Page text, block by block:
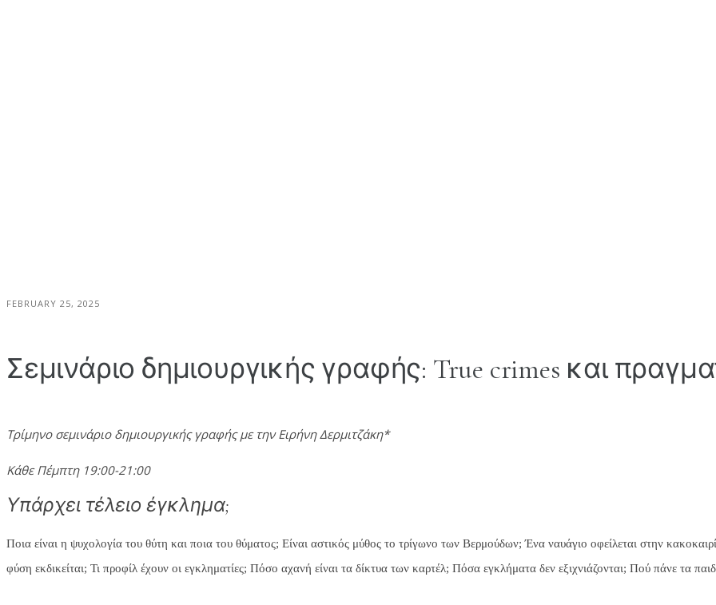
FEBRUARY 25, 2025
Σεμινάριο δημιουργικής γραφής: True crimes και
Τρίμηνο σεμινάριο δημιουργικής γραφής με την Ειρήνη Δερμιτζάκη*
Κάθε Πέμπτη 19:00-21:00
Υπάρχει τέλειο έγκλημα;
Ποια είναι η ψυχολογία του θύτη και ποια του θύματος; Είναι αστικός μύθος το τρίγωνο των Βερμούδων; Ένα ναυάγιο οφείλεται στην
φύση εκδικείται; Τι προφίλ έχουν οι εγκληματίες; Πόσο αχανή είναι τα δίκτυα των καρτέλ; Πόσα εγκλήματα δεν εξιχνιάζονται; Πού πάνε τα